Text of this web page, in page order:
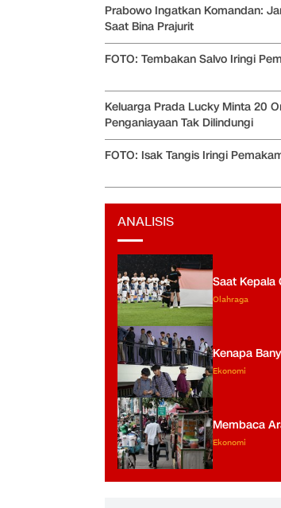
Prabowo Ingatkan Komandan:
Saat Bina Prajurit
FOTO: Tembakan Salvo Iringi
Keluarga Prada Lucky Minta 20
Penganiayaan Tak Dilindungi
FOTO: Isak Tangis Iringi
ANALISIS
Saat Kepala
Olahraga
Kenapa
Ekonomi
Membaca
Ekonomi